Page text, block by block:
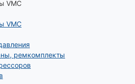
VMC
VMC
ремкомплекты